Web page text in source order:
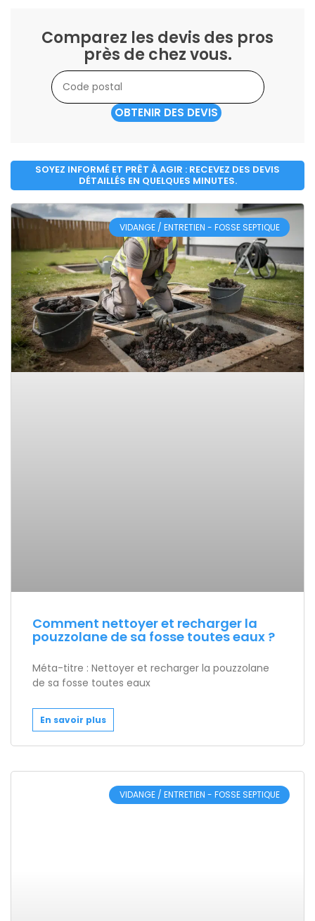
Comparez les devis des pros
près de chez vous.
OBTENIR DES DEVIS
SOYEZ INFORMÉ ET PRÊT À AGIR : RECEVEZ DES DEVIS
DÉTAILLÉS EN QUELQUES MINUTES.
VIDANGE / ENTRETIEN - FOSSE SEPTIQUE
Comment nettoyer et recharger la
pouzzolane de sa fosse toutes eaux ?
Méta-titre : Nettoyer et recharger la pouzzolane
de sa fosse toutes eaux
En savoir plus
VIDANGE / ENTRETIEN - FOSSE SEPTIQUE